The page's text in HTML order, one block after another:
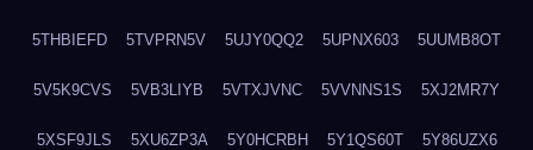
5THBIEFD 5TVPRN5V 5UJY0QQ2 5UPNX603 5UUMB8OT
5V5K9CVS 5VB3LIYB 5VTXJVNC 5VVNNS1S 5XJ2MR7Y
5XSF9JLS 5XU6ZP3A 5Y0HCRBH 5Y1QS60T 5Y86UZX6